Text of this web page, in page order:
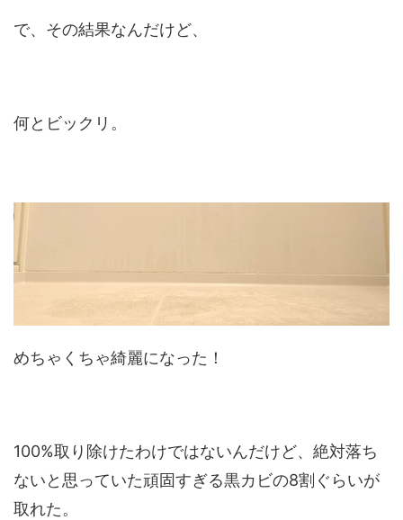
で、その結果なんだけど、
何とビックリ。
めちゃくちゃ綺麗になった！
100%取り除けたわけではないんだけど、絶対落ち
ないと思っていた頑固すぎる黒カビの8割ぐらいが
取れた。